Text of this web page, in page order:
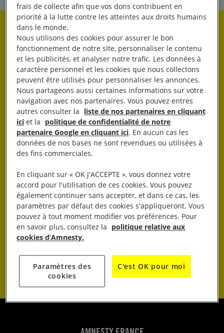
Rester informé·e
Abonnez-vous à notre newsletter hebdo.
OK
J’AGIS
JE DONNE
JE M’ENGAGE
frais de collecte afin que vos dons contribuent en
priorité à la lutte contre les atteintes aux droits humains
dans le monde.
Nous utilisons des cookies pour assurer le bon
fonctionnement de notre site, personnaliser le contenu
et les publicités, et analyser notre trafic. Les données à
caractère personnel et les cookies que nous collectons
peuvent être utilisés pour personnaliser les annonces.
Nous partageons aussi certaines informations sur votre
navigation avec nos partenaires. Vous pouvez entres
autres consulter la liste de nos partenaires en cliquant
ici et la politique de confidentialité de notre
partenaire Google en cliquant ici. En aucun cas les
données de nos bases ne sont revendues ou utilisées à
des fins commerciales.
En cliquant sur « OK J'ACCEPTE », vous donnez votre
accord pour l'utilisation de ces cookies. Vous pouvez
également continuer sans accepter, et dans ce cas, les
paramètres par défaut des cookies s'appliqueront. Vous
pouvez à tout moment modifier vos préférences. Pour
en savoir plus, consultez la politique relative aux
cookies d’Amnesty.
Paramètres des
cookies
C'est OK pour moi